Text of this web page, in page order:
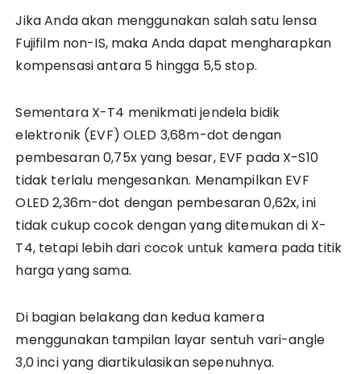
Jika Anda akan menggunakan salah satu lensa
Fujifilm non-IS, maka Anda dapat mengharapkan
kompensasi antara 5 hingga 5,5 stop.
Sementara X-T4 menikmati jendela bidik
elektronik (EVF) OLED 3,68m-dot dengan
pembesaran 0,75x yang besar, EVF pada X-S10
tidak terlalu mengesankan. Menampilkan EVF
OLED 2,36m-dot dengan pembesaran 0,62x, ini
tidak cukup cocok dengan yang ditemukan di X-
T4, tetapi lebih dari cocok untuk kamera pada titik
harga yang sama.
Di bagian belakang dan kedua kamera
menggunakan tampilan layar sentuh vari-angle
3,0 inci yang diartikulasikan sepenuhnya.